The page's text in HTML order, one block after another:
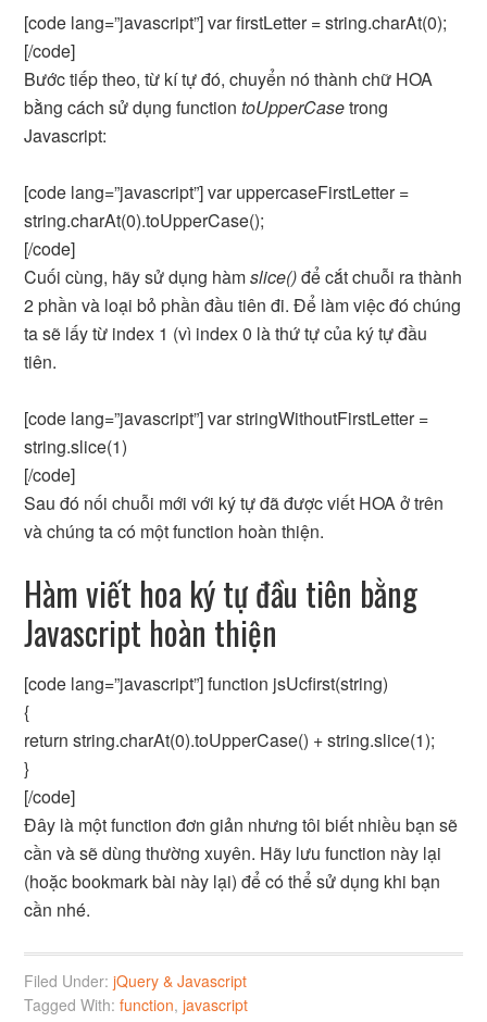
[code lang=”javascript”] var firstLetter = string.charAt(0);
[/code]
Bước tiếp theo, từ kí tự đó, chuyển nó thành chữ HOA
bằng cách sử dụng functiontoUpperCasetrong
Javascript:
[code lang=”javascript”] var uppercaseFirstLetter =
string.charAt(0).toUpperCase();
[/code]
Cuối cùng, hãy sử dụng hàmslice()để cắt chuỗi ra thành
2 phần và loại bỏ phần đầu tiên đi. Để làm việc đó chúng
ta sẽ lấy từ index 1 (vì index 0 là thứ tự của ký tự đầu
tiên.
[code lang=”javascript”] var stringWithoutFirstLetter =
string.slice(1)
[/code]
Sau đó nối chuỗi mới với ký tự đã được viết HOA ở trên
và chúng ta có một function hoàn thiện.
Hàm viết hoa ký tự đầu tiên bằng
Javascript hoàn thiện
[code lang=”javascript”] function jsUcfirst(string)
{
return string.charAt(0).toUpperCase() + string.slice(1);
}
[/code]
Đây là một function đơn giản nhưng tôi biết nhiều bạn sẽ
cần và sẽ dùng thường xuyên. Hãy lưu function này lại
(hoặc bookmark bài này lại) để có thể sử dụng khi bạn
cần nhé.
Filed Under:jQuery & Javascript
Tagged With:function,javascript